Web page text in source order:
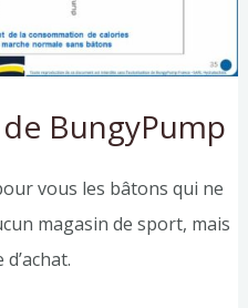
BungyPump
vous les bâtons qui ne
magasin de sport, mais